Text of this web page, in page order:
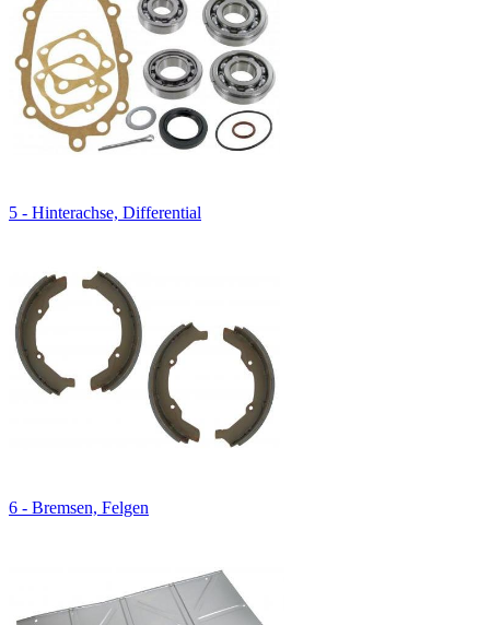
5 - Hinterachse, Differential
6 - Bremsen, Felgen